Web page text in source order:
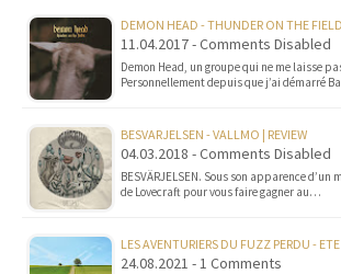
DEMON HEAD - THUNDER ON THE
11.04.2017 - Comments Disabled
Demon Head, un groupe qui ne me laisse
Personnellement depuis que j’ai démarré
BESVARJELSEN - VALLMO | REVIEW
04.03.2018 - Comments Disabled
BESVÄRJELSEN. Sous son apparence d’un
de Lovecraft pour vous faire gagner au…
LES AVENTURIERS DU FUZZ PERDU -
24.08.2021 - 1 Comments